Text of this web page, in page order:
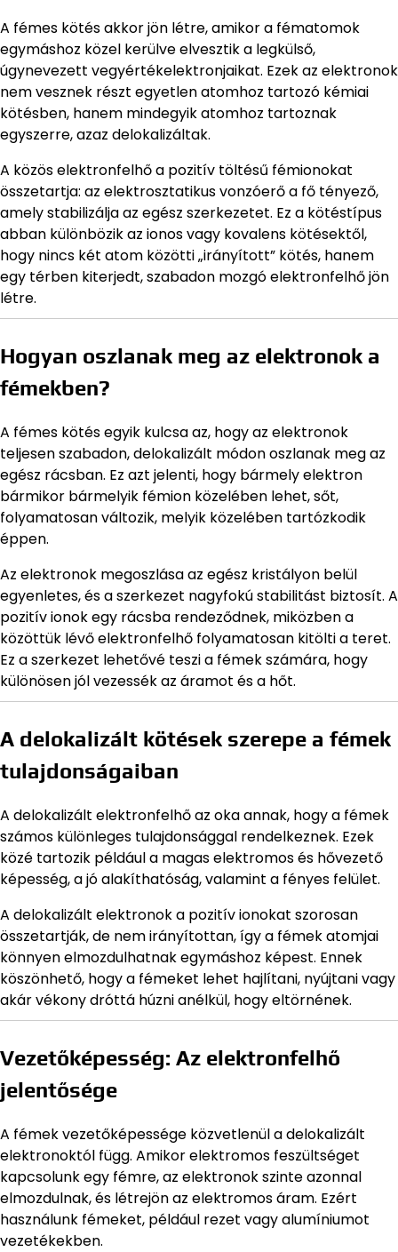
A fémes kötés akkor jön létre, amikor a fématomok
egymáshoz közel kerülve elvesztik a legkülső,
úgynevezett vegyértékelektronjaikat. Ezek az elektronok
nem vesznek részt egyetlen atomhoz tartozó kémiai
kötésben, hanem mindegyik atomhoz tartoznak
egyszerre, azaz delokalizáltak.
A közös elektronfelhő a pozitív töltésű fémionokat
összetartja: az elektrosztatikus vonzóerő a fő tényező,
amely stabilizálja az egész szerkezetet. Ez a kötéstípus
abban különbözik az ionos vagy kovalens kötésektől,
hogy nincs két atom közötti „irányított” kötés, hanem
egy térben kiterjedt, szabadon mozgó elektronfelhő jön
létre.
Hogyan oszlanak meg az elektronok a
fémekben?
A fémes kötés egyik kulcsa az, hogy az elektronok
teljesen szabadon, delokalizált módon oszlanak meg az
egész rácsban. Ez azt jelenti, hogy bármely elektron
bármikor bármelyik fémion közelében lehet, sőt,
folyamatosan változik, melyik közelében tartózkodik
éppen.
Az elektronok megoszlása az egész kristályon belül
egyenletes, és a szerkezet nagyfokú stabilitást biztosít. A
pozitív ionok egy rácsba rendeződnek, miközben a
közöttük lévő elektronfelhő folyamatosan kitölti a teret.
Ez a szerkezet lehetővé teszi a fémek számára, hogy
különösen jól vezessék az áramot és a hőt.
A delokalizált kötések szerepe a fémek
tulajdonságaiban
A delokalizált elektronfelhő az oka annak, hogy a fémek
számos különleges tulajdonsággal rendelkeznek. Ezek
közé tartozik például a magas elektromos és hővezető
képesség, a jó alakíthatóság, valamint a fényes felület.
A delokalizált elektronok a pozitív ionokat szorosan
összetartják, de nem irányítottan, így a fémek atomjai
könnyen elmozdulhatnak egymáshoz képest. Ennek
köszönhető, hogy a fémeket lehet hajlítani, nyújtani vagy
akár vékony dróttá húzni anélkül, hogy eltörnének.
Vezetőképesség: Az elektronfelhő
jelentősége
A fémek vezetőképessége közvetlenül a delokalizált
elektronoktól függ. Amikor elektromos feszültséget
kapcsolunk egy fémre, az elektronok szinte azonnal
elmozdulnak, és létrejön az elektromos áram. Ezért
használunk fémeket, például rezet vagy alumíniumot
vezetékekben.